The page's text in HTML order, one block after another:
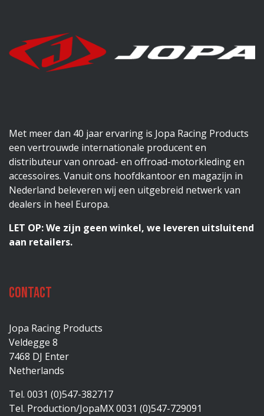
Met meer dan 40 jaar ervaring is Jopa Racing Products
een vertrouwde internationale producent en
distributeur van onroad- en offroad-motorkleding en
accessoires. Vanuit ons hoofdkantoor en magazijn in
Nederland beleveren wij een uitgebreid netwerk van
dealers in heel Europa.
LET OP: We zijn geen winkel, we leveren uitsluitend
aan retailers.
Contact
Jopa Racing Products
Veldegge 8
7468 DJ Enter
Netherlands
Tel. 0031 (0)547-382717
Tel. Production/JopaMX 0031 (0)547-729091